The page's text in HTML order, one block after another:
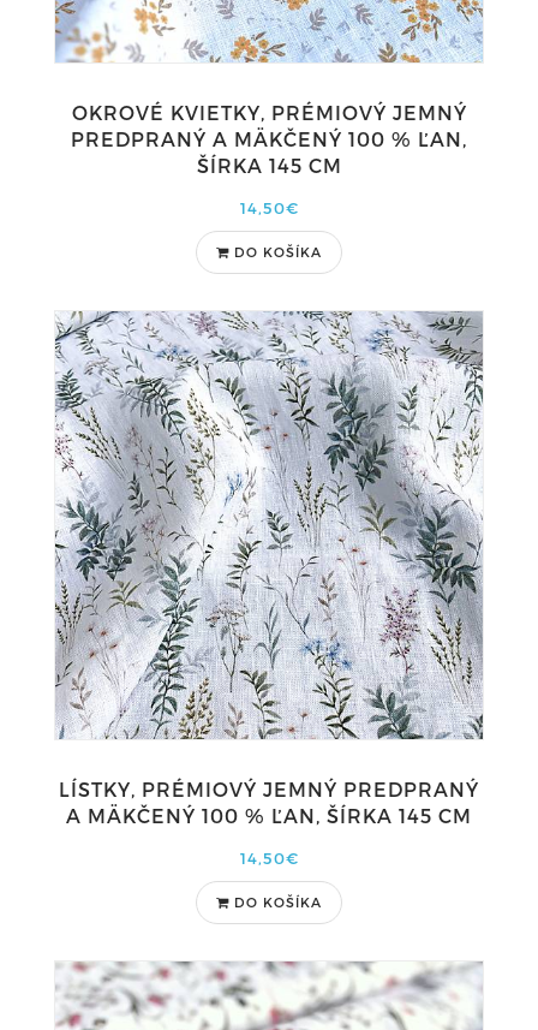
OKROVÉ KVIETKY, PRÉMIOVÝ JEMNÝ
PREDPRANÝ A MÄKČENÝ 100 % ĽAN,
ŠÍRKA 145 CM
14,50€
DO KOŠÍKA
LÍSTKY, PRÉMIOVÝ JEMNÝ PREDPRANÝ
A MÄKČENÝ 100 % ĽAN, ŠÍRKA 145 CM
14,50€
DO KOŠÍKA